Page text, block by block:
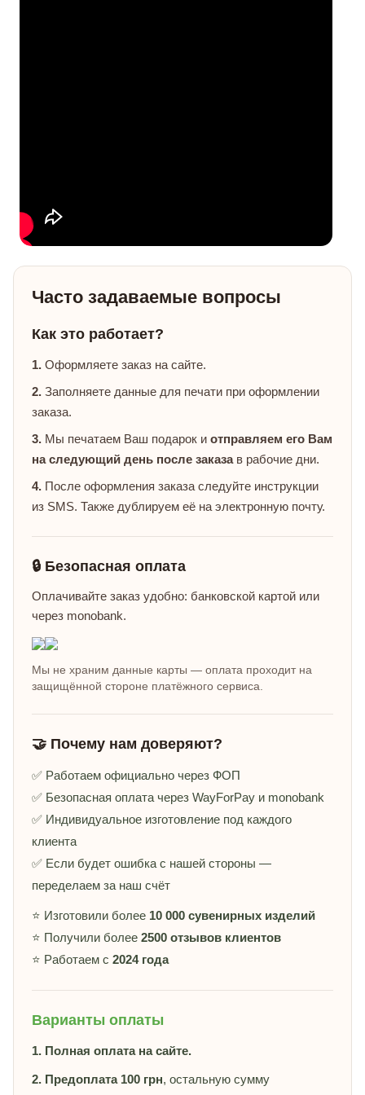
Часто задаваемые вопросы
Как это работает?
1. Оформляете заказ на сайте.
2. Заполняете данные для печати при оформлении
заказа.
3. Мы печатаем Ваш подарок и отправляем его Вам
на следующий день после заказав рабочие дни.
4. После оформления заказа следуйте инструкции
из SMS. Также дублируем её на электронную почту.
🔒 Безопасная оплата
Оплачивайте заказ удобно: банковской картой или
через monobank.
Мы не храним данные карты — оплата проходит на
защищённой стороне платёжного сервиса.
🤝 Почему нам доверяют?
✅ Работаем официально через ФОП
✅ Безопасная оплата через WayForPay и monobank
✅ Индивидуальное изготовление под каждого
клиента
✅ Если будет ошибка с нашей стороны —
переделаем за наш счёт
⭐ Изготовили более 10 000 сувенирных изделий
⭐ Получили более 2500 отзывов клиентов
⭐ Работаем с 2024 года
Варианты оплаты
1. Полная оплата на сайте.
2. Предоплата 100 грн, остальную сумму